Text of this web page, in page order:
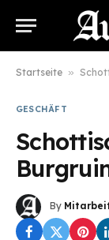
Startseite »
GESCHÄFT
By